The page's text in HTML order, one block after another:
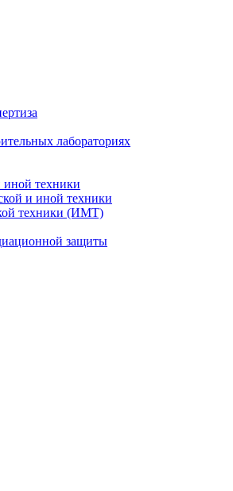
лабораториях
иной техники
и иной техники
техники (ИМТ)
защиты